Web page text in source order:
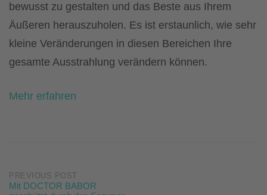
bewusst zu gestalten und das Beste aus Ihrem
Äußeren herauszuholen. Es ist erstaunlich, wie sehr
kleine Veränderungen in diesen Bereichen Ihre
gesamte Ausstrahlung verändern können.
Mehr erfahren
Post
PREVIOUS POST
Mit DOCTOR BABOR